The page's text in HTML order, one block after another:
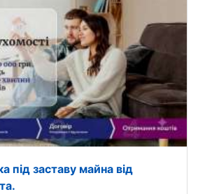
під заставу майна від